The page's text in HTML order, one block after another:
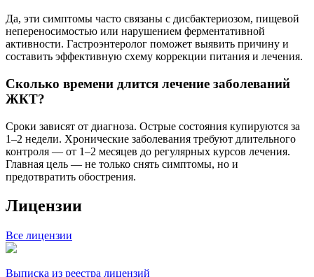
Да, эти симптомы часто связаны с дисбактериозом, пищевой
непереносимостью или нарушением ферментативной
активности. Гастроэнтеролог поможет выявить причину и
составить эффективную схему коррекции питания и лечения.
Сколько времени длится лечение заболеваний
ЖКТ?
Сроки зависят от диагноза. Острые состояния купируются за
1–2 недели. Хронические заболевания требуют длительного
контроля — от 1–2 месяцев до регулярных курсов лечения.
Главная цель — не только снять симптомы, но и
предотвратить обострения.
Лицензии
Все лицензии
Выписка из реестра лицензий